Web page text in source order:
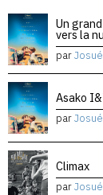
Un
vers la
par
Asako
par
Climax
par